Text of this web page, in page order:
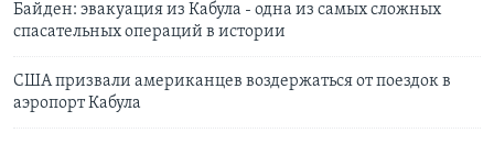
Байден: эвакуация из Кабула - одна из самых сложных
спасательных операций в истории
США призвали американцев воздержаться от поездок в
аэропорт Кабула